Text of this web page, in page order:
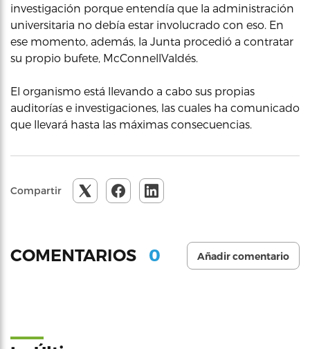
investigación porque entendía que la administración
universitaria no debía estar involucrado con eso. En
ese momento, además, la Junta procedió a contratar
su propio bufete, McConnellValdés.
El organismo está llevando a cabo sus propias
auditorías e investigaciones, las cuales ha comunicado
que llevará hasta las máximas consecuencias.
Compartir
COMENTARIOS 0 Añadir comentario